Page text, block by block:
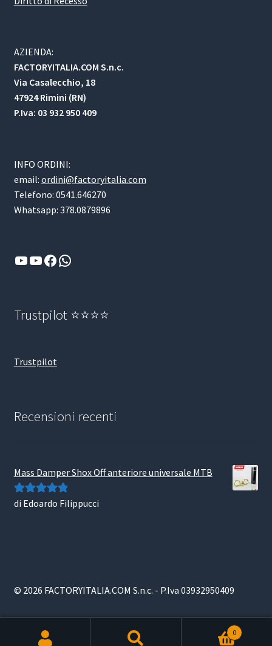
AZIENDA:
FACTORYITALIA.COM S.n.c.
Via Casalecchio, 18
47924 Rimini (RN)
P.Iva: 03 932 950 409
INFO ORDINI:
email: ordini@factoryitalia.com
Telefono: 0541.646270
Whatsapp: 378.0879896
YouTube
YouTube
Facebook
WhatsApp
Trustpilot ⭐⭐⭐⭐
Trustpilot
Recensioni recenti
Mass Damper Shox Off anteriore universale MTB
Valutato5su
di Edoardo Filippucci
© 2026 FACTORYITALIA.COM S.n.c. - P.Iva 03932950409
0